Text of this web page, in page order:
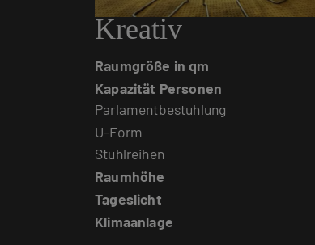
Kreativ
Raumgröße in qm
Kapazität Personen
Parlamentbestuhlung
U-Form
Stuhlreihen
Raumhöhe
Tageslicht
Klimaanlage